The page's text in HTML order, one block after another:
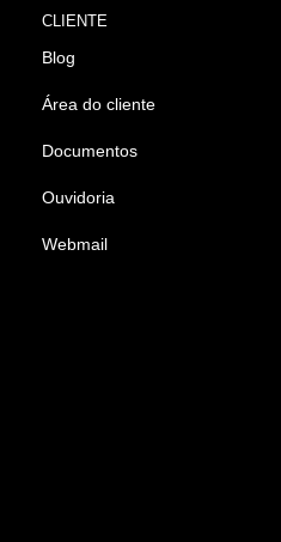
CLIENTE
Blog
Área do cliente
Documentos
Ouvidoria
Webmail